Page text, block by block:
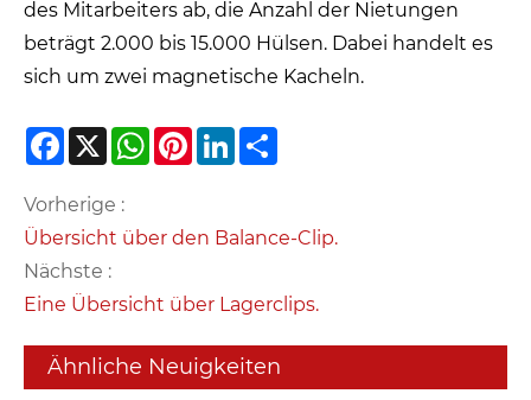
des Mitarbeiters ab, die Anzahl der Nietungen
beträgt 2.000 bis 15.000 Hülsen. Dabei handelt es
sich um zwei magnetische Kacheln.
Facebook
X WhatsApp
PinterestLinkedIn
Vorherige :
Übersicht über den Balance-Clip.
Nächste :
Eine Übersicht über Lagerclips.
Ähnliche Neuigkeiten